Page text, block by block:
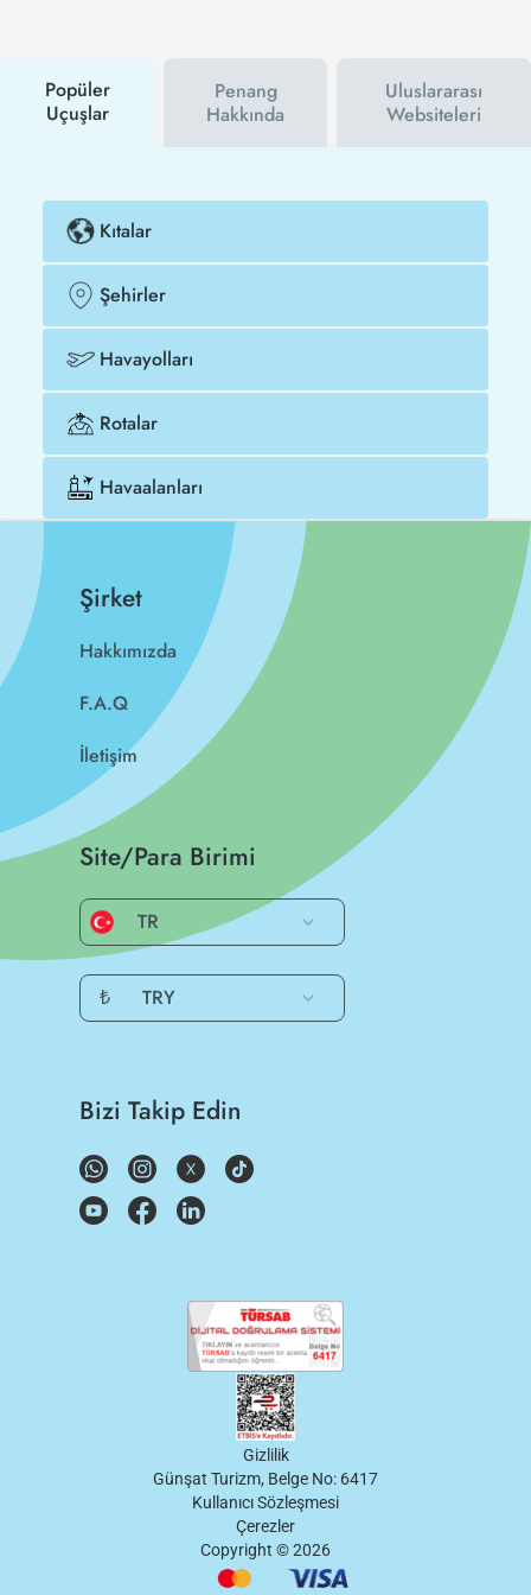
alabilirsiniz.
Popüler
Uçuşlar
Penang
Hakkında
Uluslararası
Websiteleri
Kıtalar
Şehirler
Havayolları
Rotalar
Havaalanları
Şirket
Hakkımızda
F.A.Q
İletişim
Site/Para Birimi
TR
₺ TRY
Bizi Takip Edin
Gizlilik
Günşat Turizm, Belge No: 6417
Kullanıcı Sözleşmesi
Çerezler
Copyright ©2026